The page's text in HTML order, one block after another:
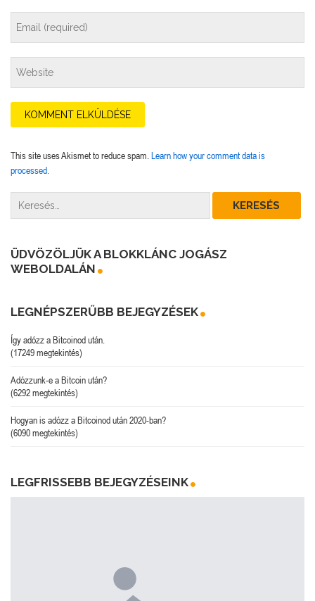
This site uses Akismet to reduce spam. Learn how your comment data is
processed.
ÜDVÖZÖLJÜK A BLOKKLÁNC JOGÁSZ
WEBOLDALÁN
LEGNÉPSZERŰBB BEJEGYZÉSEK
Így adózz a Bitcoinod után.
(17249 megtekintés)
Adózzunk-e a Bitcoin után?
(6292 megtekintés)
Hogyan is adózz a Bitcoinod után 2020-ban?
(6090 megtekintés)
LEGFRISSEBB BEJEGYZÉSEINK